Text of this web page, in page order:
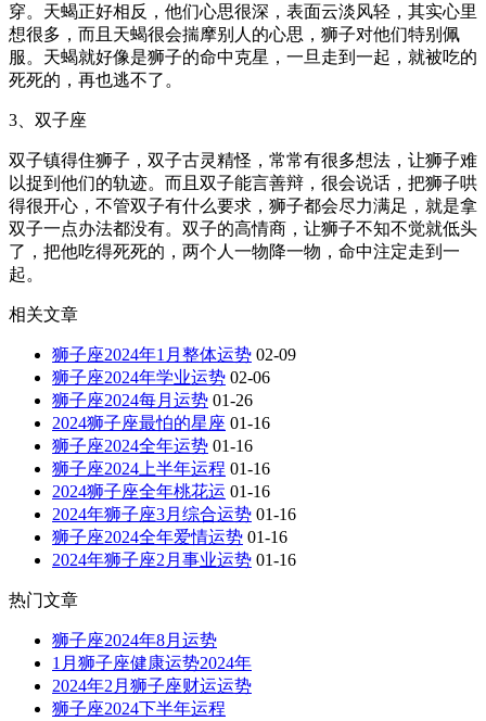
穿。天蝎正好相反，他们心思很深，表面云淡风轻，其实心里
想很多，而且天蝎很会揣摩别人的心思，狮子对他们特别佩
服。天蝎就好像是狮子的命中克星，一旦走到一起，就被吃的
死死的，再也逃不了。
3、双子座
双子镇得住狮子，双子古灵精怪，常常有很多想法，让狮子难
以捉到他们的轨迹。而且双子能言善辩，很会说话，把狮子哄
得很开心，不管双子有什么要求，狮子都会尽力满足，就是拿
双子一点办法都没有。双子的高情商，让狮子不知不觉就低头
了，把他吃得死死的，两个人一物降一物，命中注定走到一
起。
相关文章
狮子座2024年1月整体运势 02-09
狮子座2024年学业运势 02-06
狮子座2024每月运势 01-26
2024狮子座最怕的星座 01-16
狮子座2024全年运势 01-16
狮子座2024上半年运程 01-16
2024狮子座全年桃花运 01-16
2024年狮子座3月综合运势 01-16
狮子座2024全年爱情运势 01-16
2024年狮子座2月事业运势 01-16
热门文章
狮子座2024年8月运势
1月狮子座健康运势2024年
2024年2月狮子座财运运势
狮子座2024下半年运程